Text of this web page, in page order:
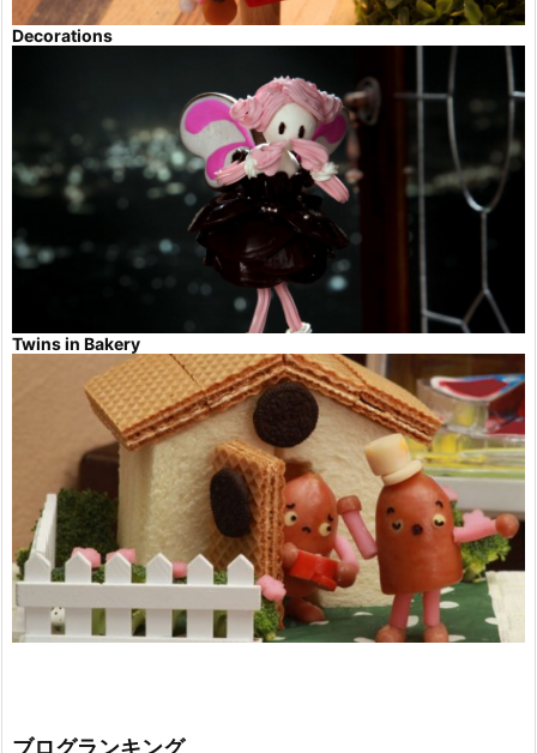
Decorations
Twins in Bakery
ブログランキング